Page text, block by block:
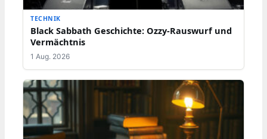
TECHNIK
Black Sabbath Geschichte: Ozzy-Rauswurf und
Vermächtnis
1 Aug. 2026